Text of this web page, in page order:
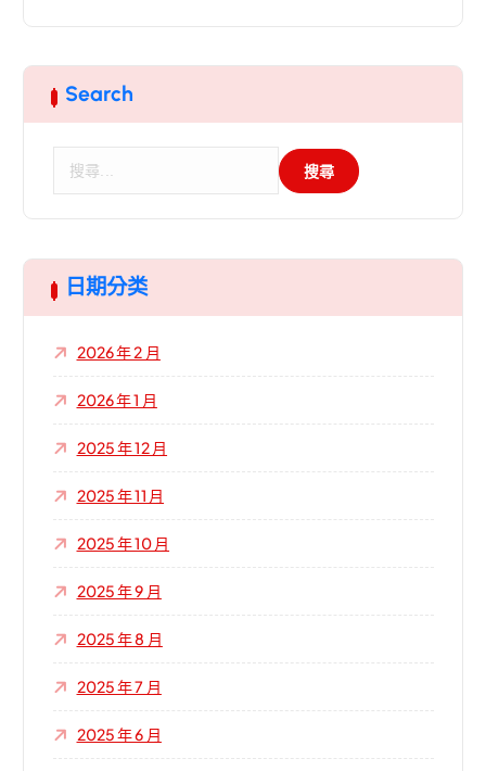
Search
字
:
日期分类
2026 年 2 月
2026 年 1 月
2025 年 12 月
2025 年 11 月
2025 年 10 月
2025 年 9 月
2025 年 8 月
2025 年 7 月
2025 年 6 月